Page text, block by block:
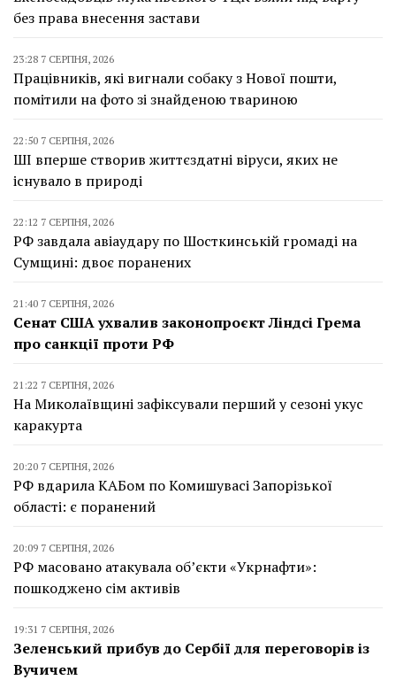
без права внесення застави
23:28 7 СЕРПНЯ, 2026
Працівників, які вигнали собаку з Нової пошти,
помітили на фото зі знайденою твариною
22:50 7 СЕРПНЯ, 2026
ШІ вперше створив життєздатні віруси, яких не
існувало в природі
22:12 7 СЕРПНЯ, 2026
РФ завдала авіаудару по Шосткинській громаді на
Сумщині: двоє поранених
21:40 7 СЕРПНЯ, 2026
Сенат США ухвалив законопроєкт Ліндсі Грема
про санкції проти РФ
21:22 7 СЕРПНЯ, 2026
На Миколаївщині зафіксували перший у сезоні укус
каракурта
20:20 7 СЕРПНЯ, 2026
РФ вдарила КАБом по Комишувасі Запорізької
області: є поранений
20:09 7 СЕРПНЯ, 2026
РФ масовано атакувала об’єкти «Укрнафти»:
пошкоджено сім активів
19:31 7 СЕРПНЯ, 2026
Зеленський прибув до Сербії для переговорів із
Вучичем